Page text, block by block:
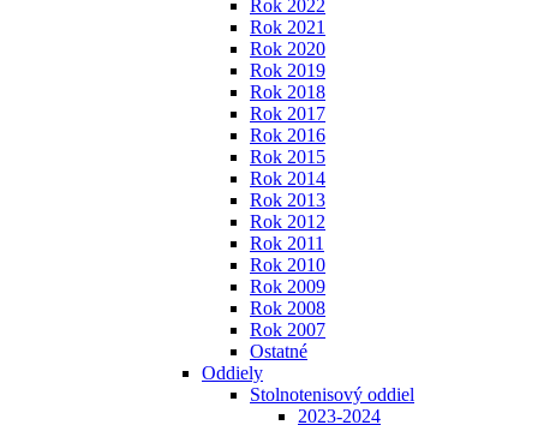
Rok 2022
Rok 2021
Rok 2020
Rok 2019
Rok 2018
Rok 2017
Rok 2016
Rok 2015
Rok 2014
Rok 2013
Rok 2012
Rok 2011
Rok 2010
Rok 2009
Rok 2008
Rok 2007
Ostatné
Oddiely
Stolnotenisový oddiel
2023-2024